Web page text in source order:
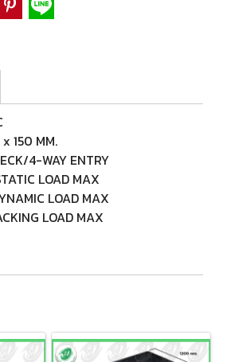
150 MM.
4-WAY ENTRY
LOAD MAX
LOAD MAX
LOAD MAX